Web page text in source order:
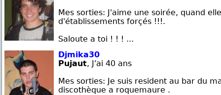
Mes sorties: J'aime une soirée, quand
d'établissements forçés !!!.
Saloute a toi ! ! ! ...
Djmika30
Pujaut, J'ai 40 ans
Mes sorties: Je suis resident au bar du
discothèque a roquemaure .